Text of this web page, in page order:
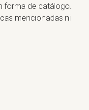
forma de catálogo.
mencionadas ni